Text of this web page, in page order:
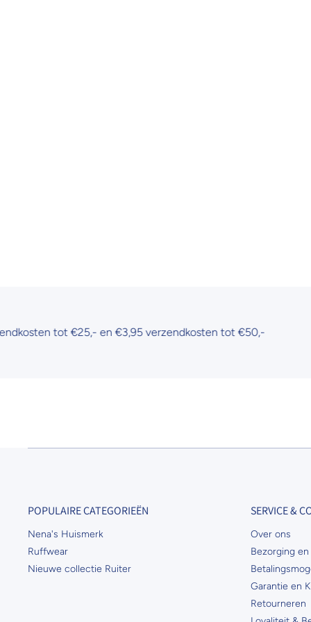
tot €25,- en €3,95 verzendkosten tot €50,-
POPULAIRE CATEGORIEËN
Nena's Huismerk
Ruffwear
Nieuwe collectie Ruiter
SERVICE &
Over ons
Bezorging
Garantie en
Retourneren